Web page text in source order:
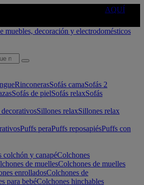
AQUÍ
RinconerasSofás camaSofás 2
Sofás de pielSofás relaxSofás
Sillones relaxSillones relax
Puffs peraPuffs reposapiésPuffs con
colchón y canapéColchones
de muellesColchones de muelles
enrolladosColchones de
para bebéColchones hinchables